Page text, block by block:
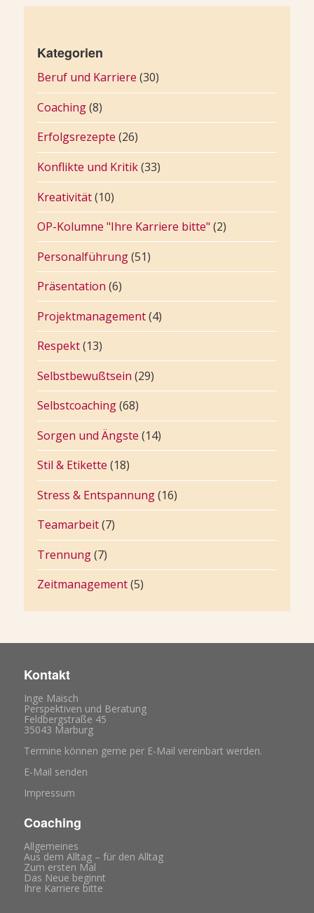
Kategorien
Beruf und Karriere (30)
Coaching(8)
Erfolgsrezepte (26)
Konflikte und Kritik(33)
Kreativität(10)
OP-Kolumne "Ihre Karriere bitte" (2)
Personalführung(51)
Präsentation (6)
Projektmanagement(4)
Respekt(13)
Selbstbewußtsein (29)
Selbstcoaching(68)
Sorgen und Ängste (14)
Stil & Etikette (18)
Stress & Entspannung(16)
Teamarbeit(7)
Trennung(7)
Zeitmanagement(5)
Kontakt
Inge Maisch
Perspektiven und Beratung
Feldbergstraße 45
35043 Marburg
Termine können gerne per E-Mail vereinbart werden.
E-Mail senden
Impressum
Coaching
Allgemeines
Aus dem Alltag – für den Alltag
Zum ersten Mal
Das Neue beginnt
Ihre Karriere bitte